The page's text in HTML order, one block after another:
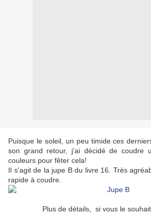
Puisque le soleil, un peu timide ces
son grand retour, j'ai décidé de coudre
couleurs pour fêter cela!
Il s'agit de la jupe B du livre 16. Très
rapide à coudre.
Plus de détails, si vous le